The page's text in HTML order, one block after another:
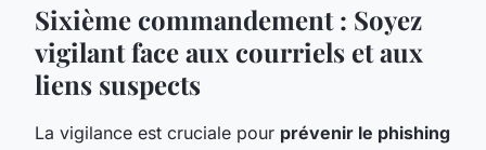
Sixième commandement : Soyez
vigilant face aux courriels et aux
liens suspects
La vigilance est cruciale pour prévenir le phishing